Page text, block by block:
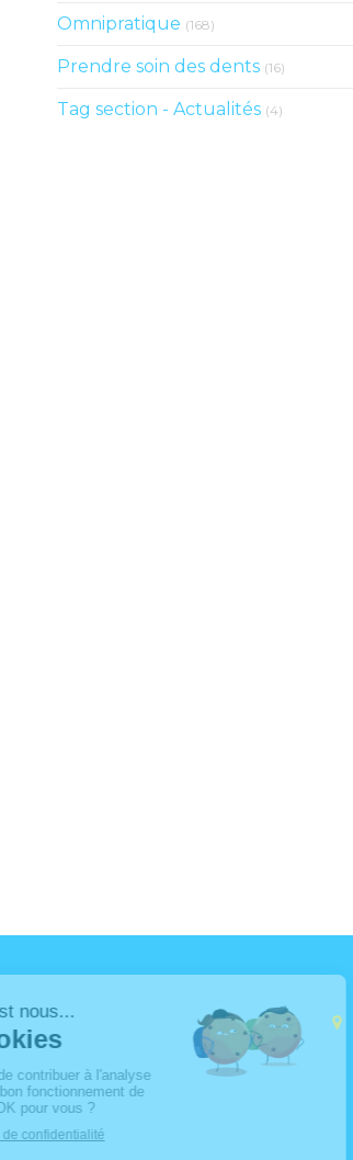
Omnipratique (168)
Prendre soin des dents (16)
Tag section - Actualités (4)